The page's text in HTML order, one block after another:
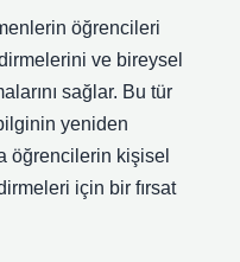
öğrencileri
ve bireysel
sağlar. Bu tür
yeniden
öğrencilerin kişisel
için bir fırsat